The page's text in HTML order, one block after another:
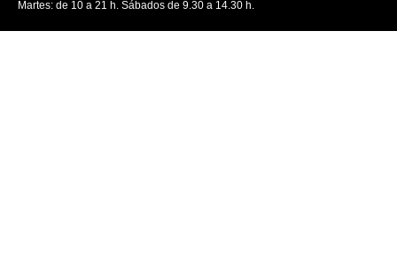
Martes: de 10 a 21 h. Sábados de 9.30 a 14.30 h.